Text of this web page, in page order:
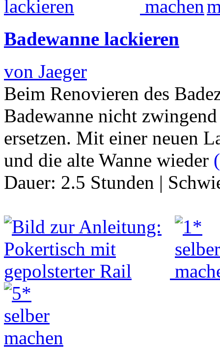
Badewanne lackieren
von Jaeger
Beim Renovieren des
Badewanne nicht
ersetzen. Mit einer neuen
und die alte Wanne wieder
Dauer: 2.5 Stunden |